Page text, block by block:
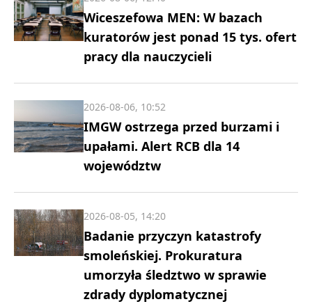
Wiceszefowa MEN: W bazach
kuratorów jest ponad 15 tys. ofert
pracy dla nauczycieli
IMGW ostrzega przed burzami i
upałami. Alert RCB dla 14
województw
2026-08-06, 10:52
Badanie przyczyn katastrofy
smoleńskiej. Prokuratura
umorzyła śledztwo w sprawie
zdrady dyplomatycznej
2026-08-05, 14:20